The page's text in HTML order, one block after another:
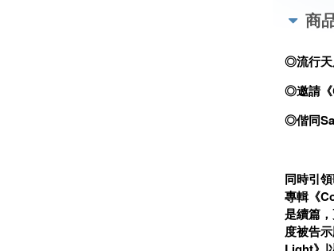
商
◎流行天
◎邀請《
◎偕同
同時引
專輯《
是續篇
度被告